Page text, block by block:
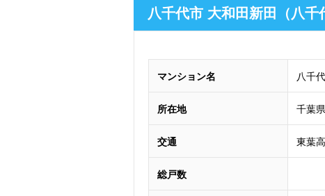
八千代市 大和田新田（八
マンション名 八千
所在地 千葉
交通 東葉
総戸数